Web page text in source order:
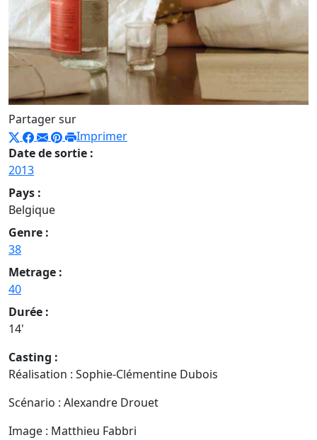
Partager sur
Imprimer
Date de sortie :
2013
Pays :
Belgique
Genre :
38
Metrage :
40
Durée :
14'
Casting :
Réalisation : Sophie-Clémentine Dubois
Scénario : Alexandre Drouet
Image : Matthieu Fabbri